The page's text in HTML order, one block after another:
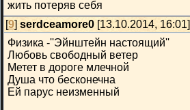
жить потеряв себя
[9] serdceamore0 [13.10.2014, 16:01]
Физика -''Эйнштейн настоящий''
Любовь свободный ветер
Метет в дороге млечной
Душа что бесконечна
Ей парус неизменный